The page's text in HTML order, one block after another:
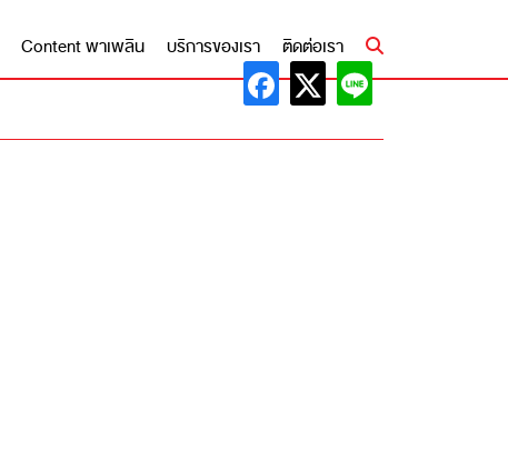
Content พาเพลิน บริการของเรา ติดต่อเรา